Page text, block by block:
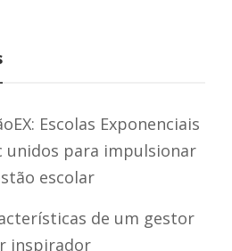
Escolas Exponenciais
unidos para impulsionar
escolar
de um gestor
inspirador